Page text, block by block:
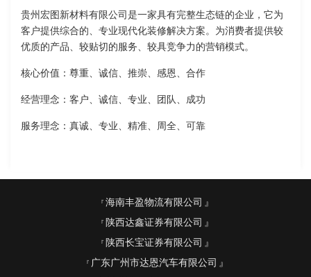
贵州宏图新材料有限公司是一家具有完整生态链的企业，它为
客户提供综合的、专业现代化装修解决方案。为消费者提供较
优质的产品、较贴切的服务、较具竞争力的营销模式。
核心价值：尊重、诚信、推崇、感恩、合作
经营理念：客户、诚信、专业、团队、成功
服务理念：真诚、专业、精准、周全、可靠
海南丰盈物流有限公司
陕西达鑫证券有限公司
陕西长宝证券有限公司
广东广州市达恩汽车有限公司